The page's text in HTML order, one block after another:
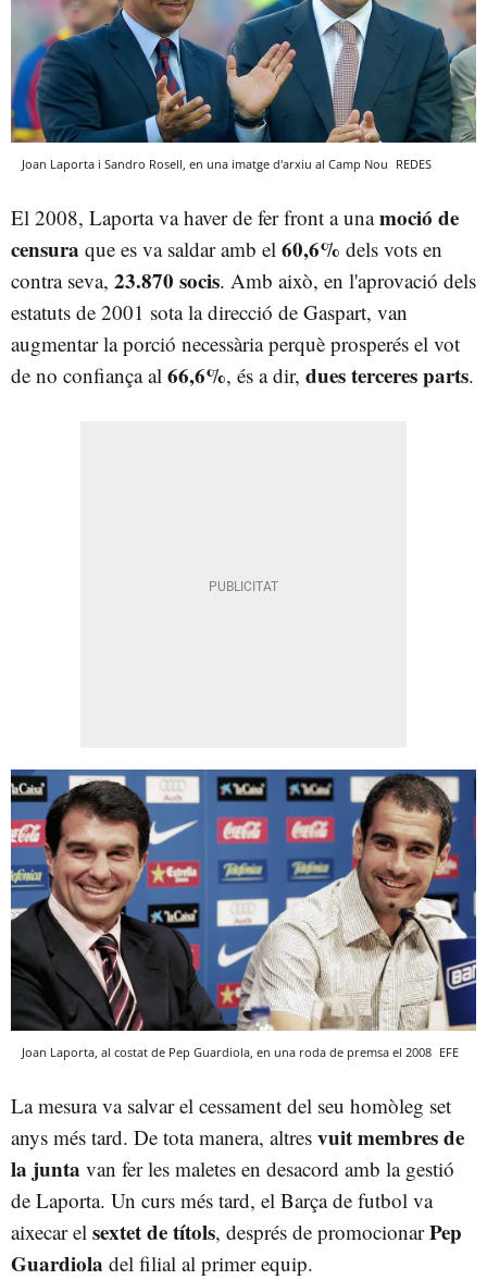
Joan Laporta i Sandro Rosell, en una imatge d'arxiu al Camp Nou REDES
El 2008, Laporta va haver de fer front a unamoció de
censura que es va saldar amb el 60,6% dels vots en
contra seva, 23.870 socis. Amb això, en l'aprovació dels
estatuts de 2001 sota la direcció de Gaspart, van
augmentar la porció necessària perquè prosperés el vot
de no confiança al 66,6%, és a dir, dues terceres parts.
Joan Laporta, al costat de Pep Guardiola, en una roda de premsa el 2008 EFE
La mesura va salvar el cessament del seu homòleg set
anys més tard. De tota manera, altres vuit membres de
la junta van fer les maletes en desacord amb la gestió
de Laporta. Un curs més tard, el Barça de futbol va
aixecar el sextet de títols, després de promocionarPep
Guardiola del filial al primer equip.